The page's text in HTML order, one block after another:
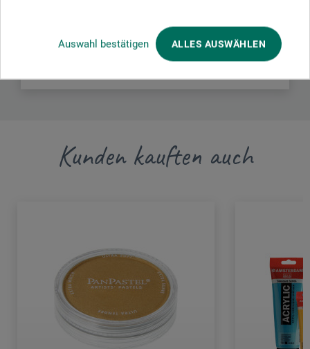
Auswahl bestätigen ALLES AUSWÄHLEN
7300 Apeldoorn
Kunden kauften auch